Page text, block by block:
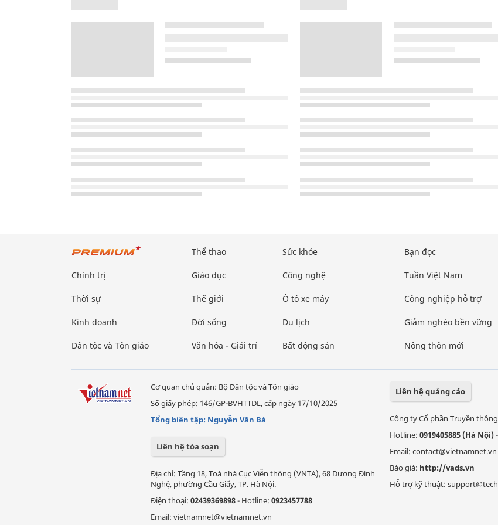
Chính trị
Thời sự
Kinh doanh
Dân tộc và Tôn giáo
Thể thao
Giáo dục
Thế giới
Đời sống
Văn hóa - Giải trí
Sức khỏe
Công nghệ
Ô tô xe máy
Du lịch
Bất động sản
Bạn đọc
Tuần Việt Nam
Công nghiệp hỗ trợ
Giảm nghèo bền vững
Nông thôn mới
Cơ quan chủ quản: Bộ Dân tộc và Tôn giáo
Số giấy phép: 146/GP-BVHTTDL, cấp ngày 17/10/2025
Tổng biên tập: Nguyễn Văn Bá
Liên hệ tòa soạn
Địa chỉ: Tầng 18, Toà nhà Cục Viễn thông (VNTA), 68 Dương Đình
Nghệ, phường Cầu Giấy, TP. Hà Nội.
Điện thoại: 02439369898- Hotline: 0923457788
Email: vietnamnet@vietnamnet.vn
Liên hệ quảng cáo
Công ty Cổ phần Truyền
Hotline: 0919405885 (Hà Nội)-
Email: contact@vietnamnet.vn
Báo giá: http://vads.vn
Hỗ trợ kỹ thuật: